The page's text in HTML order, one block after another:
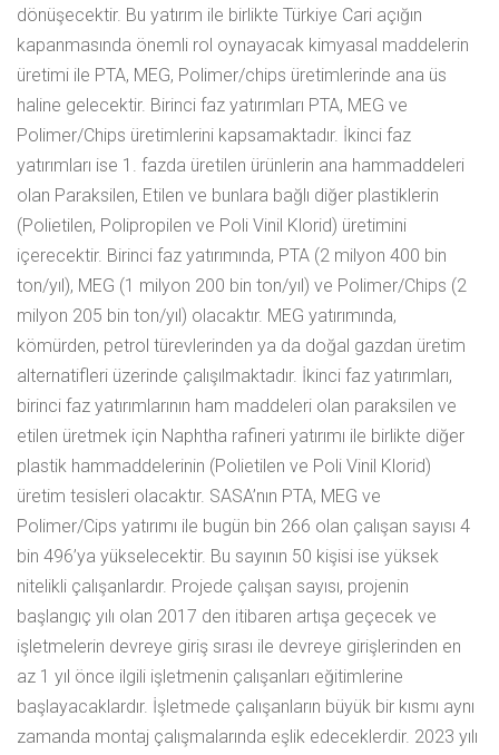
dönüşecektir. Bu yatırım ile birlikte Türkiye Cari açığın
kapanmasında önemli rol oynayacak kimyasal maddelerin
üretimi ile PTA, MEG, Polimer/chips üretimlerinde ana üs
haline gelecektir. Birinci faz yatırımları PTA, MEG ve
Polimer/Chips üretimlerini kapsamaktadır. İkinci faz
yatırımları ise 1. fazda üretilen ürünlerin ana hammaddeleri
olan Paraksilen, Etilen ve bunlara bağlı diğer plastiklerin
(Polietilen, Polipropilen ve Poli Vinil Klorid) üretimini
içerecektir. Birinci faz yatırımında, PTA (2 milyon 400 bin
ton/yıl), MEG (1 milyon 200 bin ton/yıl) ve Polimer/Chips (2
milyon 205 bin ton/yıl) olacaktır. MEG yatırımında,
kömürden, petrol türevlerinden ya da doğal gazdan üretim
alternatifleri üzerinde çalışılmaktadır. İkinci faz yatırımları,
birinci faz yatırımlarının ham maddeleri olan paraksilen ve
etilen üretmek için Naphtha rafineri yatırımı ile birlikte diğer
plastik hammaddelerinin (Polietilen ve Poli Vinil Klorid)
üretim tesisleri olacaktır. SASA’nın PTA, MEG ve
Polimer/Cips yatırımı ile bugün bin 266 olan çalışan sayısı 4
bin 496’ya yükselecektir. Bu sayının 50 kişisi ise yüksek
nitelikli çalışanlardır. Projede çalışan sayısı, projenin
başlangıç yılı olan 2017 den itibaren artışa geçecek ve
işletmelerin devreye giriş sırası ile devreye girişlerinden en
az 1 yıl önce ilgili işletmenin çalışanları eğitimlerine
başlayacaklardır. İşletmede çalışanların büyük bir kısmı aynı
zamanda montaj çalışmalarında eşlik edeceklerdir. 2023 yılı